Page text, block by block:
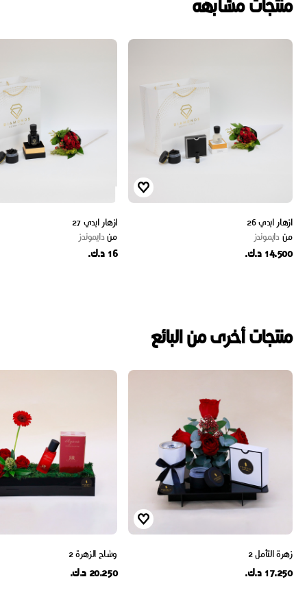
منتجات مشابهه
ازهار ابدي 26
من دايموندز
14.500 د.ك.
ازهار ابدي 27
مندايموندز
16 د.ك.
منتجات أخرى من البائع
زهرة التأمل 2
17.250 د.ك.
وشاح الزهرة 2
20.250 د.ك.